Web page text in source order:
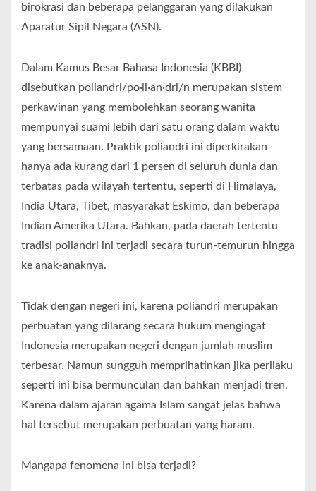
birokrasi dan beberapa pelanggaran yang dilakukan
Aparatur Sipil Negara (ASN).
Dalam Kamus Besar Bahasa Indonesia (KBBI)
disebutkan poliandri/po·li·an·dri/n merupakan sistem
perkawinan yang membolehkan seorang wanita
mempunyai suami lebih dari satu orang dalam waktu
yang bersamaan. Praktik poliandri ini diperkirakan
hanya ada kurang dari 1 persen di seluruh dunia dan
terbatas pada wilayah tertentu, seperti di Himalaya,
India Utara, Tibet, masyarakat Eskimo, dan beberapa
Indian Amerika Utara. Bahkan, pada daerah tertentu
tradisi poliandri ini terjadi secara turun-temurun hingga
ke anak-anaknya.
Tidak dengan negeri ini, karena poliandri merupakan
perbuatan yang dilarang secara hukum mengingat
Indonesia merupakan negeri dengan jumlah muslim
terbesar. Namun sungguh memprihatinkan jika perilaku
seperti ini bisa bermunculan dan bahkan menjadi tren.
Karena dalam ajaran agama Islam sangat jelas bahwa
hal tersebut merupakan perbuatan yang haram.
Mangapa fenomena ini bisa terjadi?